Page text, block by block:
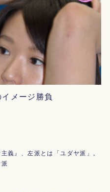
メージ勝負
義』、左派とは「ユダヤ派」。